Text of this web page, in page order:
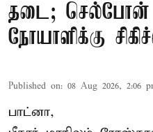
தடை; செல்போன்
நோயாளிக்கு
Published on: 08 Aug 2026, 2:06
பாட்னா,